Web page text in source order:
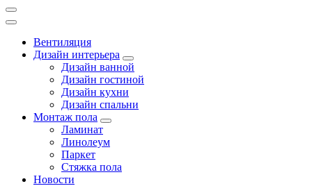
Вентиляция
Дизайн интерьера
Дизайн ванной
Дизайн гостиной
Дизайн кухни
Дизайн спальни
Монтаж пола
Ламинат
Линолеум
Паркет
Стяжка пола
Новости